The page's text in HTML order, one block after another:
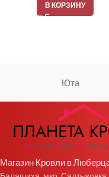
В КОРЗИНУ
Юта
Магазин Кровли в